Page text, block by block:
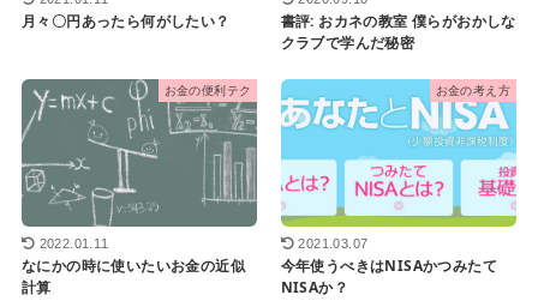
月々〇円あったら何がしたい？
書評: おカネの教室 僕らがおかしな
クラブで学んだ秘密
お金の便利テク
2022.01.11
なにかの時に使いたいお金の近似
計算
お金の考え方
2021.03.07
今年使うべきはNISAかつみたて
NISAか？